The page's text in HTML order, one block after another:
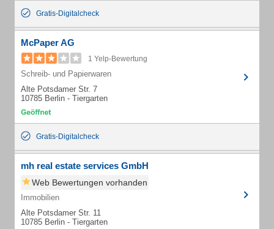
Gratis-Digitalcheck
McPaper AG
1 Yelp-Bewertung
Schreib- und Papierwaren
Alte Potsdamer Str. 7
10785 Berlin - Tiergarten
Gratis-Digitalcheck
mh real estate services GmbH
Web Bewertungen vorhanden
Immobilien
Alte Potsdamer Str. 11
10785 Berlin - Tiergarten